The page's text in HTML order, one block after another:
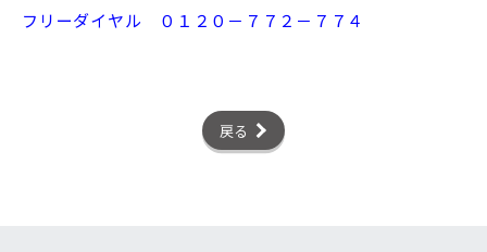
フリーダイヤル ０１２０－７７２－７７４
戻る